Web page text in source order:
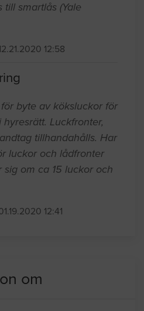
till smartlås (Yale
12:58
byte av köksluckor för
Luckfronter,
tillhandahålls. Har
luckor och lådfronter
sig om ca 15 luckor och
12:41
om